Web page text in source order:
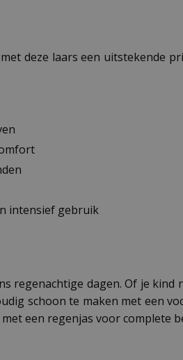
deze laars een uitstekende
intensief gebruik
regenachtige dagen. Of je
schoon te maken met een
een regenjas voor complete